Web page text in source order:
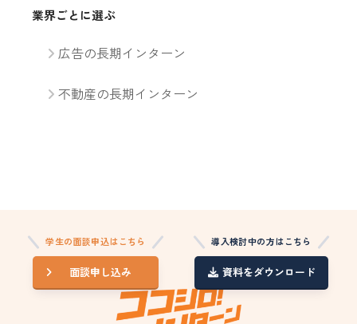
業界ごとに選ぶ
広告の長期インターン
不動産の長期インターン
学生の面談申込はこちら
面談申し込み
導入検討中の方はこちら
資料をダウンロード